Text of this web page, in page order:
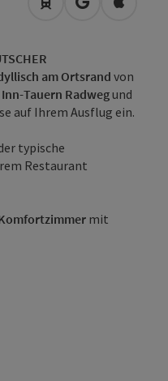
Anreise mit
in Google
in
am Ortsrand von
Inn-Tauern Radwegund
auf Ihrem Ausflug ein.
typische
Restaurant
mit